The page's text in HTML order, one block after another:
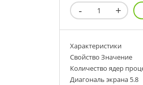
Характеристики
Свойство Значение
Количество ядер
Диагональ экрана 5.8